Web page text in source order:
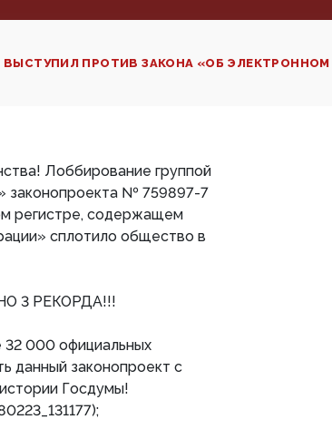
ПРОТИВ ЗАКОНА «ОБ
Лоббирование группой
№ 759897-7
регистре, содержащем
сплотило общество в
3 РЕКОРДА!!!
32 000 официальных
данный законопроект с
Госдумы!